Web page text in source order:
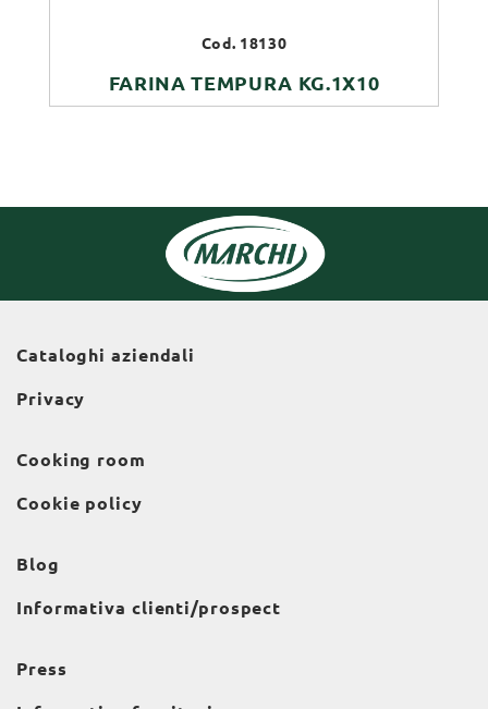
Cod. 18130
FARINA TEMPURA KG.1X10
Cataloghi aziendali
Privacy
Cooking room
Cookie policy
Blog
Informativa clienti/prospect
Press